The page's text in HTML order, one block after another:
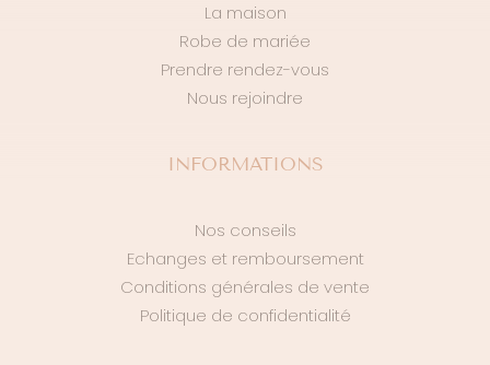
La maison
Robe de mariée
Prendre rendez-vous
Nous rejoindre
INFORMATIONS
Nos conseils
Echanges et remboursement
Conditions générales de vente
Politique de confidentialité